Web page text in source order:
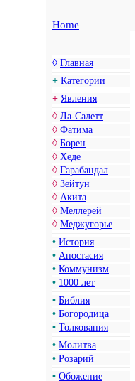
Home
◊ Главная
+ Категории
+ Явления
◊ Ла-Салетт
◊ Фатима
◊ Борен
◊ Хеде
◊ Гарабандал
◊ Зейтун
◊ Акита
◊ Меллерей
◊ Меджугорье
• История
• Апостасия
• Коммунизм
• 1000 лет
• Библия
• Богородица
• Толкования
• Молитва
• Розарий
• Обожение